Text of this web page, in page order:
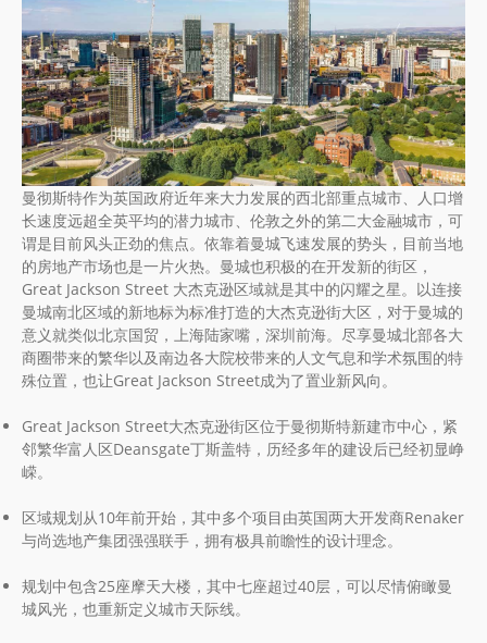
曼彻斯特作为英国政府近年来大力发展的西北部重点城市、人口增
长速度远超全英平均的潜力城市、伦敦之外的第二大金融城市，可
谓是目前风头正劲的焦点。依靠着曼城飞速发展的势头，目前当地
的房地产市场也是一片火热。曼城也积极的在开发新的街区，
Great Jackson Street 大杰克逊区域就是其中的闪耀之星。以连接
曼城南北区域的新地标为标准打造的大杰克逊街大区，对于曼城的
意义就类似北京国贸，上海陆家嘴，深圳前海。尽享曼城北部各大
商圈带来的繁华以及南边各大院校带来的人文气息和学术氛围的特
殊位置，也让Great Jackson Street成为了置业新风向。
Great Jackson Street大杰克逊街区位于曼彻斯特新建市中心，紧
邻繁华富人区Deansgate丁斯盖特，历经多年的建设后已经初显峥
嵘。
区域规划从10年前开始，其中多个项目由英国两大开发商Renaker
与尚选地产集团强强联手，拥有极具前瞻性的设计理念。
规划中包含25座摩天大楼，其中七座超过40层，可以尽情俯瞰曼
城风光，也重新定义城市天际线。